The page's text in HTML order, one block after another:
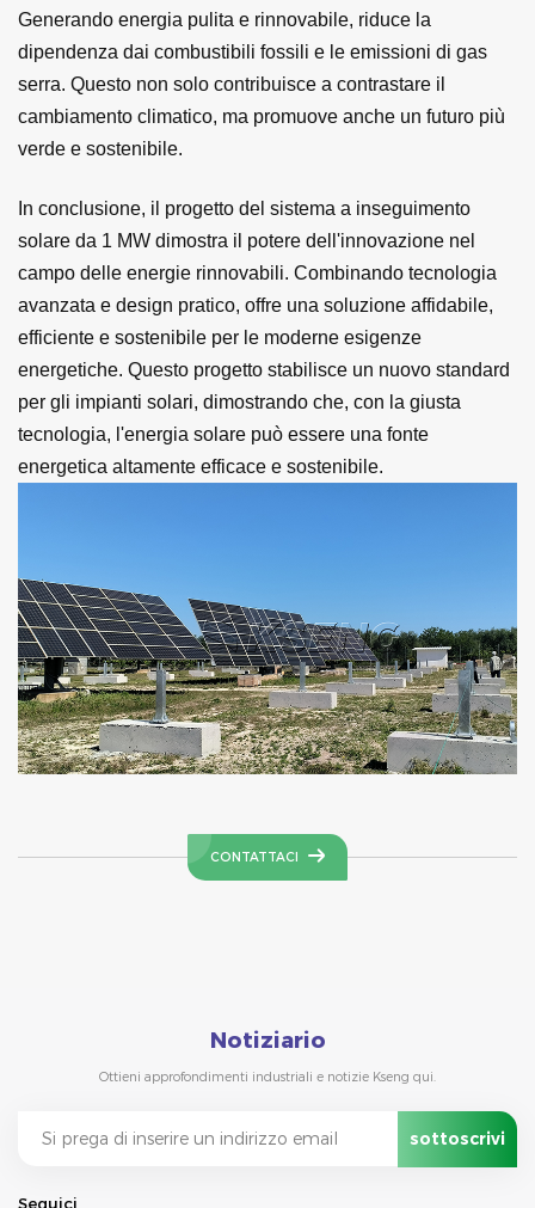
Generando energia pulita e rinnovabile, riduce la
dipendenza dai combustibili fossili e le emissioni di gas
serra. Questo non solo contribuisce a contrastare il
cambiamento climatico, ma promuove anche un futuro più
verde e sostenibile.
In conclusione, il progetto del sistema a inseguimento
solare da 1 MW dimostra il potere dell'innovazione nel
campo delle energie rinnovabili. Combinando tecnologia
avanzata e design pratico, offre una soluzione affidabile,
efficiente e sostenibile per le moderne esigenze
energetiche. Questo progetto stabilisce un nuovo standard
per gli impianti solari, dimostrando che, con la giusta
tecnologia, l'energia solare può essere una fonte
energetica altamente efficace e sostenibile.
CONTATTACI
Notiziario
Ottieni approfondimenti industriali e notizie Kseng qui.
Seguici